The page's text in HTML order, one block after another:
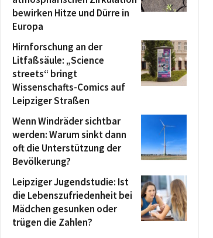
bewirken Hitze und Dürre in
Europa
Hirnforschung an der
Litfaßsäule: „Science
streets“ bringt
Wissenschafts-Comics auf
Leipziger Straßen
Wenn Windräder sichtbar
werden: Warum sinkt dann
oft die Unterstützung der
Bevölkerung?
Leipziger Jugendstudie: Ist
die Lebenszufriedenheit bei
Mädchen gesunken oder
trügen die Zahlen?